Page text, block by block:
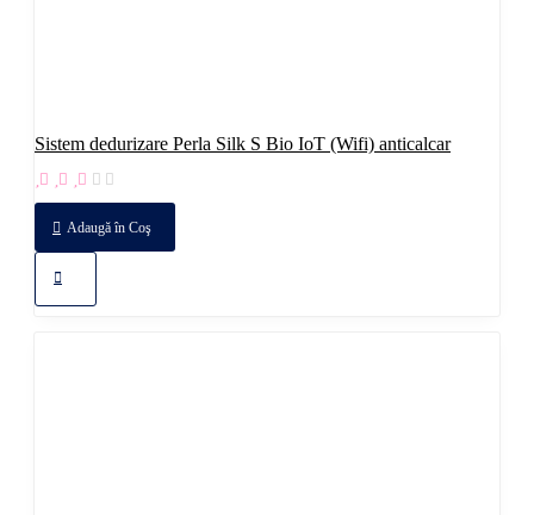
Sistem dedurizare Perla Silk S Bio IoT (Wifi) anticalcar
Adaugă în Coş